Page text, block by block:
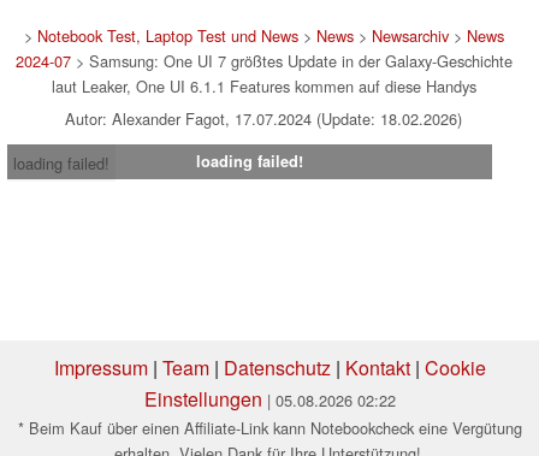
> Notebook Test, Laptop Test und News> News> Newsarchiv> News
2024-07> Samsung: One UI 7 größtes Update in der Galaxy-Geschichte
laut Leaker, One UI 6.1.1 Features kommen auf diese Handys
Autor: Alexander Fagot, 17.07.2024 (Update: 18.02.2026)
loading failed!
loading failed!
Impressum| Team| Datenschutz| Kontakt| Cookie
Einstellungen | 05.08.2026 02:22
* Beim Kauf über einen Affiliate-Link kann Notebookcheck eine Vergütung